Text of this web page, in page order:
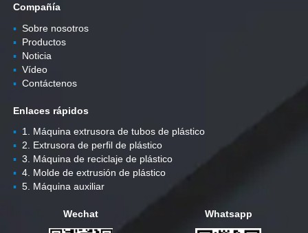
Compañía
▪Sobre nosotros
▪Productos
▪Noticia
▪Vídeo
▪Contáctenos
Enlaces rápidos
▪1. Máquina extrusora de tubos de plástico
▪2. Extrusora de perfil de plástico
▪3. Máquina de reciclaje de plástico
▪4. Molde de extrusión de plástico
▪5. Máquina auxiliar
Wechat Whatsapp